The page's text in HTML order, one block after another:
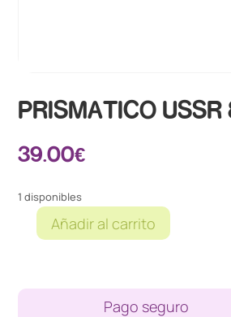
PRISMATICO
39.00€
1 disponibles
PRISMATICO
cantidad
Añadir al carrito
Pago seguro